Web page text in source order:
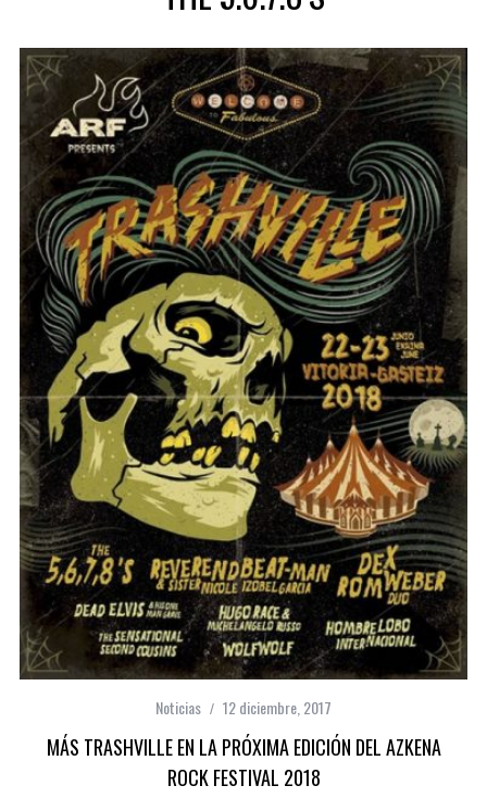
Noticias 12 diciembre, 2017
MÁS TRASHVILLE EN LA PRÓXIMA EDICIÓN DEL AZKENA
ROCK FESTIVAL 2018